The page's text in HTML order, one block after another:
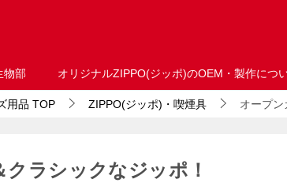
物部 オリジナルZIPPO(ジッポ)のOEM・製作につ
用品 TOP ZIPPO(ジッポ)・喫煙具 オープン
ラシックなジッポ！